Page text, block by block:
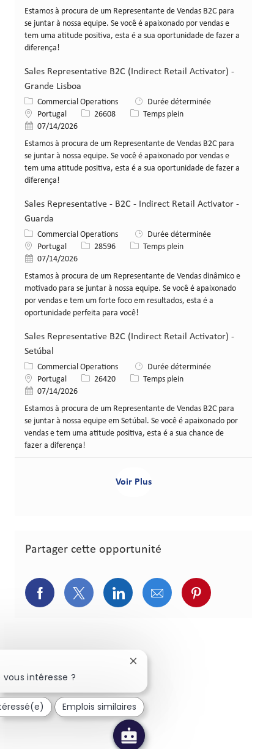
Estamos à procura de um Representante de Vendas B2C para
se juntar à nossa equipe. Se você é apaixonado por vendas e
tem uma atitude positiva, esta é a sua oportunidade de fazer a
diferença!
Sales Representative B2C (Indirect Retail Activator) -
Grande Lisboa
Catégorie
Commercial Operations
Durée déterminée
Lieu Portugal Identifiant de poste
26608 Type de poste
Temps plein
Date de publication
07/14/2026
Estamos à procura de um Representante de Vendas B2C para
se juntar à nossa equipe. Se você é apaixonado por vendas e
tem uma atitude positiva, esta é a sua oportunidade de fazer a
diferença!
Sales Representative - B2C - Indirect Retail Activator -
Guarda
Catégorie
Commercial Operations
Durée déterminée
Lieu Portugal Identifiant de poste
28596 Type de poste
Temps plein
Date de publication
07/14/2026
Estamos à procura de um Representante de Vendas dinâmico e
motivado para se juntar à nossa equipe. Se você é apaixonado
por vendas e tem um forte foco em resultados, esta é a
oportunidade perfeita para você!
Sales Representative B2C (Indirect Retail Activator) -
Setúbal
Catégorie
Commercial Operations
Durée déterminée
Lieu Portugal Identifiant de poste
26420 Type de poste
Temps plein
Date de publication
07/14/2026
Estamos à procura de um Representante de Vendas B2C para
se juntar à nossa equipe em Setúbal. Se você é apaixonado por
vendas e tem uma atitude positiva, esta é a sua chance de
fazer a diferença!
Voir Plus
Partager cette opportunité
Partager via Facebook
Partager via Twitter
Partager via LinkedIn
Partager via courriel
Partager via
intéresse ?
Fermer la notification du
Emplois similaires